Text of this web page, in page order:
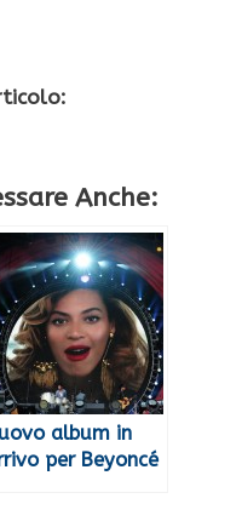
Anche:
album in
per Beyoncé